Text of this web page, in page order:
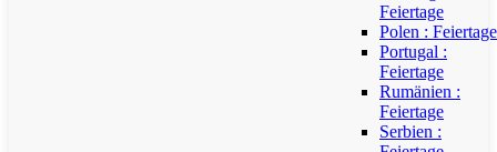
Feiertage
Polen : Feiertage
Portugal :
Feiertage
Rumänien :
Feiertage
Serbien :